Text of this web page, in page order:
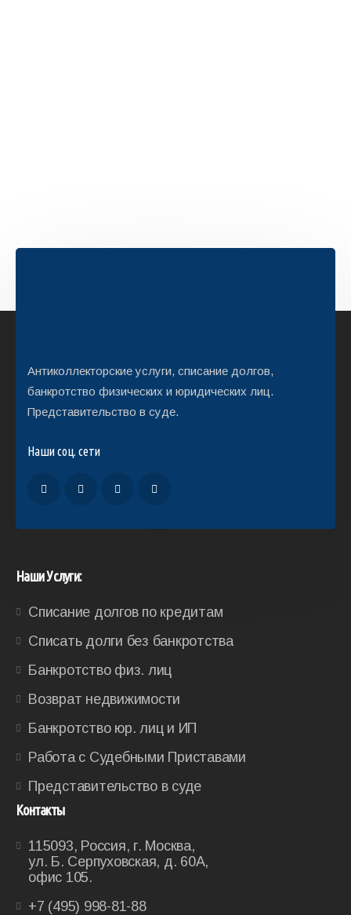
Антиколлекторские услуги, списание долгов,
банкротство физических и юридических лиц.
Представительство в суде.
Наши соц. сети
Наши Услуги:
Списание долгов по кредитам
Списать долги без банкротства
Банкротство физ. лиц
Возврат недвижимости
Банкротство юр. лиц и ИП
Работа с Судебными Приставами
Представительство в суде
Контакты
115093, Россия, г. Москва,
ул. Б. Серпуховская, д. 60А,
офис 105.
+7 (495) 998-81-88